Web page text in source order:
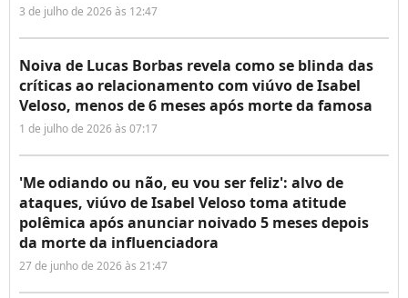
3 de julho de 2026 às 12:47
Noiva de Lucas Borbas revela como se blinda das
críticas ao relacionamento com viúvo de Isabel
Veloso, menos de 6 meses após morte da famosa
1 de julho de 2026 às 07:17
'Me odiando ou não, eu vou ser feliz': alvo de
ataques, viúvo de Isabel Veloso toma atitude
polêmica após anunciar noivado 5 meses depois
da morte da influenciadora
27 de junho de 2026 às 21:47